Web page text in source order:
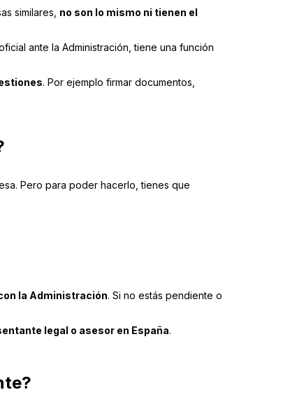
similares, no son lo mismo ni tienen el
ante la Administración, tiene una función
. Por ejemplo firmar documentos,
Pero para poder hacerlo, tienes que
la Administración. Si no estás pendiente o
legal o asesor en España.